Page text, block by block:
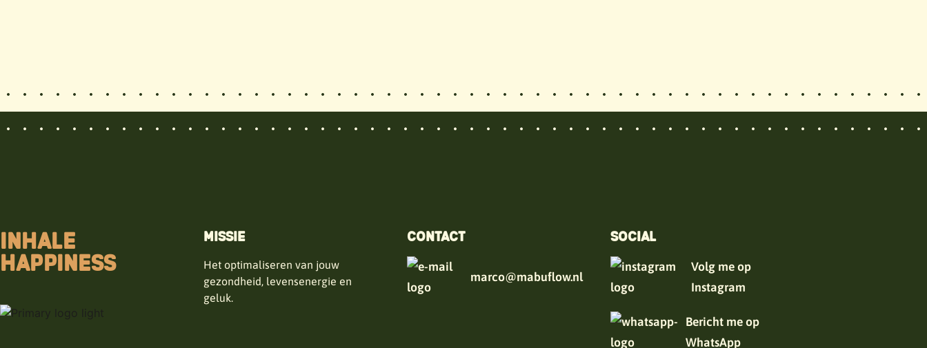
INHALE
HAPPINESS
MISSIE
Het optimaliseren van jouw
gezondheid, levensenergie en
geluk.
CONTACT
marco@mabuflow.nl
SOCIAL
Volg me op
Instagram
Bericht me op
WhatsApp